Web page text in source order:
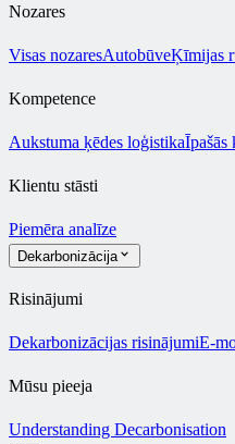
Nozares
Visas nozaresAutobūveĶīmijas
Kompetence
Aukstuma ķēdes loģistikaĪpašās
Klientu stāsti
Piemēra analīze
Dekarbonizācija
Risinājumi
Dekarbonizācijas risinājumiE-
Mūsu pieeja
Understanding Decarbonisation